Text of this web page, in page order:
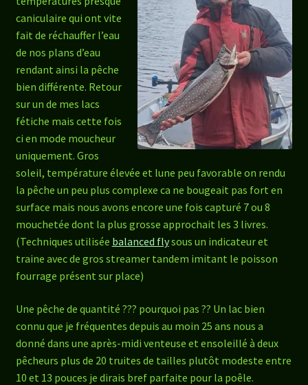
caniculaire qui ont vite
fait de réchauffer l’eau
de nos plans d’eau
rendant ainsi la pêche
bien différente. Retour
sur un de mes lacs
fétiche mais cette fois
ci en mode moucheur
uniquement. Gros
soleil, température élevée et lune peu favorable on rendu
la pêche un peu plus complexe ca ne bougeait pas fort en
surface mais nous avons encore une fois capturé 7 ou 8
mouchetée dont la plus grosse approchait les 3 livres.
(Techniques utilisée balanced flysous un indicateur et
traine avec de gros streamer tandem imitant le poisson
fourrage présent sur place)
Une pêche de quantité ??? pourquoi pas ?? Un lac bien
connu que je fréquentes depuis au moin 25 ans nous a
donné dans une après-midi venteuse et ensoleillé à deux
pêcheurs plus de 20 truites de tailles plutôt modeste entre
10 et 13 pouces je dirais bref parfaite pour la poêle.